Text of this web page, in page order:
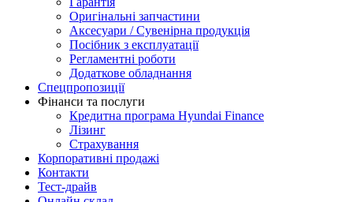
Оригінальні запчастини
Аксесуари / Сувенірна продукція
Посібник з експлуатації
Регламентні роботи
Додаткове обладнання
Спецпропозиції
Фінанси та послуги
Кредитна програма Hyundai Finance
Лізинг
Страхування
Корпоративні продажі
Контакти
Тест-драйв